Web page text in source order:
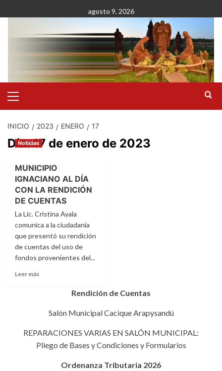
al
agosto 9, 2026
primario
INICIO 2023 ENERO 17
Día:17 de enero de 2023
Noticias
MUNICIPIO
IGNACIANO AL DÍA
CON LA RENDICIÓN
DE CUENTAS
La Lic. Cristina Ayala
comunica a la ciudadanía
que presentó su rendición
de cuentas del uso de
fondos provenientes del...
Leer más
IGNACIANO
DÍA
LA
Rendición de Cuentas
Salón Municipal Cacique Arapysandú
REPARACIONES VARIAS EN SALÓN MUNICIPAL:
Pliego de Bases y Condiciones y Formularios
Ordenanza Tributaria 2026